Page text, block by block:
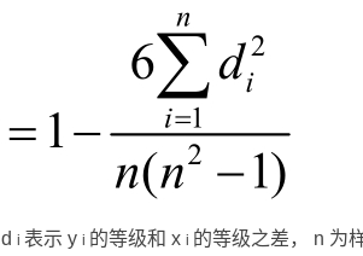
d i 表示 y i 的等级和 x i 的等级之差， n 为